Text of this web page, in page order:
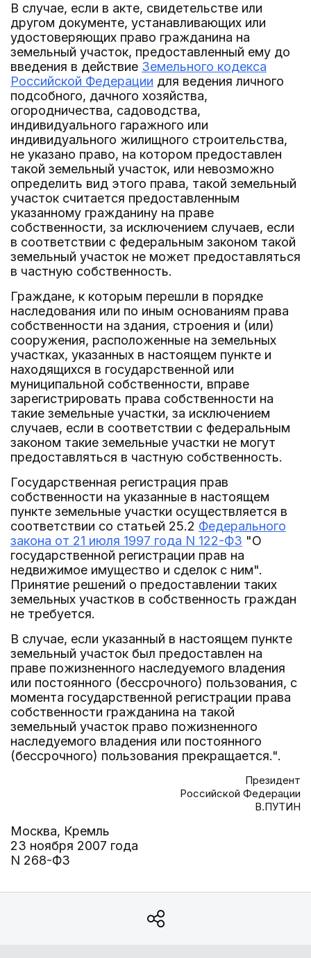
В случае, если в акте, свидетельстве или
другом документе, устанавливающих или
удостоверяющих право гражданина на
земельный участок, предоставленный ему до
введения в действие Земельного кодекса
Российской Федерации для ведения личного
подсобного, дачного хозяйства,
огородничества, садоводства,
индивидуального гаражного или
индивидуального жилищного строительства,
не указано право, на котором предоставлен
такой земельный участок, или невозможно
определить вид этого права, такой земельный
участок считается предоставленным
указанному гражданину на праве
собственности, за исключением случаев, если
в соответствии с федеральным законом такой
земельный участок не может предоставляться
в частную собственность.
Граждане, к которым перешли в порядке
наследования или по иным основаниям права
собственности на здания, строения и (или)
сооружения, расположенные на земельных
участках, указанных в настоящем пункте и
находящихся в государственной или
муниципальной собственности, вправе
зарегистрировать права собственности на
такие земельные участки, за исключением
случаев, если в соответствии с федеральным
законом такие земельные участки не могут
предоставляться в частную собственность.
Государственная регистрация прав
собственности на указанные в настоящем
пункте земельные участки осуществляется в
соответствии со статьей 25.2 Федерального
закона от 21 июля 1997 года N 122-ФЗ "О
государственной регистрации прав на
недвижимое имущество и сделок с ним".
Принятие решений о предоставлении таких
земельных участков в собственность граждан
не требуется.
В случае, если указанный в настоящем пункте
земельный участок был предоставлен на
праве пожизненного наследуемого владения
или постоянного (бессрочного) пользования, с
момента государственной регистрации права
собственности гражданина на такой
земельный участок право пожизненного
наследуемого владения или постоянного
(бессрочного) пользования прекращается.".
Президент
Российской Федерации
В.ПУТИН
Москва, Кремль
23 ноября 2007 года
N 268-ФЗ